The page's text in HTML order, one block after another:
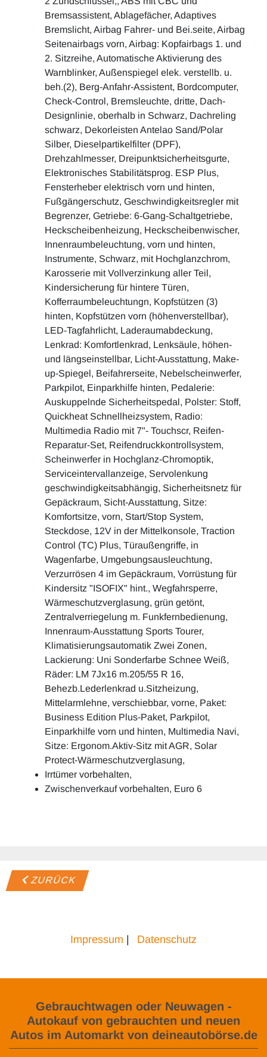
Bremsassistent, Ablagefächer, Adaptives
Bremslicht, Airbag Fahrer- und Bei.seite, Airbag
Seitenairbags vorn, Airbag: Kopfairbags 1. und
2. Sitzreihe, Automatische Aktivierung des
Warnblinker, Außenspiegel elek. verstellb. u.
beh.(2), Berg-Anfahr-Assistent, Bordcomputer,
Check-Control, Bremsleuchte, dritte, Dach-
Designlinie, oberhalb in Schwarz, Dachreling
schwarz, Dekorleisten Antelao Sand/Polar
Silber, Dieselpartikelfilter (DPF),
Drehzahlmesser, Dreipunktsicherheitsgurte,
Elektronisches Stabilitätsprog. ESP Plus,
Fensterheber elektrisch vorn und hinten,
Fußgängerschutz, Geschwindigkeitsregler mit
Begrenzer, Getriebe: 6-Gang-Schaltgetriebe,
Heckscheibenheizung, Heckscheibenwischer,
Innenraumbeleuchtung, vorn und hinten,
Instrumente, Schwarz, mit Hochglanzchrom,
Karosserie mit Vollverzinkung aller Teil,
Kindersicherung für hintere Türen,
Kofferraumbeleuchtungn, Kopfstützen (3)
hinten, Kopfstützen vorn (höhenverstellbar),
LED-Tagfahrlicht, Laderaumabdeckung,
Lenkrad: Komfortlenkrad, Lenksäule, höhen-
und längseinstellbar, Licht-Ausstattung, Make-
up-Spiegel, Beifahrerseite, Nebelscheinwerfer,
Parkpilot, Einparkhilfe hinten, Pedalerie:
Auskuppelnde Sicherheitspedal, Polster: Stoff,
Quickheat Schnellheizsystem, Radio:
Multimedia Radio mit 7"- Touchscr, Reifen-
Reparatur-Set, Reifendruckkontrollsystem,
Scheinwerfer in Hochglanz-Chromoptik,
Serviceintervallanzeige, Servolenkung
geschwindigkeitsabhängig, Sicherheitsnetz für
Gepäckraum, Sicht-Ausstattung, Sitze:
Komfortsitze, vorn, Start/Stop System,
Steckdose, 12V in der Mittelkonsole, Traction
Control (TC) Plus, Türaußengriffe, in
Wagenfarbe, Umgebungsausleuchtung,
Verzurrösen 4 im Gepäckraum, Vorrüstung für
Kindersitz "ISOFIX" hint., Wegfahrsperre,
Wärmeschutzverglasung, grün getönt,
Zentralverriegelung m. Funkfernbedienung,
Innenraum-Ausstattung Sports Tourer,
Klimatisierungsautomatik Zwei Zonen,
Lackierung: Uni Sonderfarbe Schnee Weiß,
Räder: LM 7Jx16 m.205/55 R 16,
Behezb.Lederlenkrad u.Sitzheizung,
Mittelarmlehne, verschiebbar, vorne, Paket:
Business Edition Plus-Paket, Parkpilot,
Einparkhilfe vorn und hinten, Multimedia Navi,
Sitze: Ergonom.Aktiv-Sitz mit AGR, Solar
Protect-Wärmeschutzverglasung,
Irrtümer vorbehalten,
Zwischenverkauf vorbehalten, Euro 6
ZURÜCK
Impressum | Datenschutz
Gebrauchtwagen oder Neuwagen -
Autokauf von gebrauchten und neuen
Autos im Automarkt von deineautobörse.de